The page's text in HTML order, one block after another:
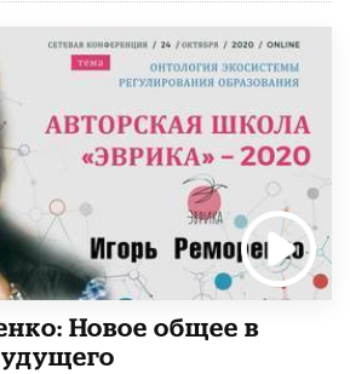
Новое общее в